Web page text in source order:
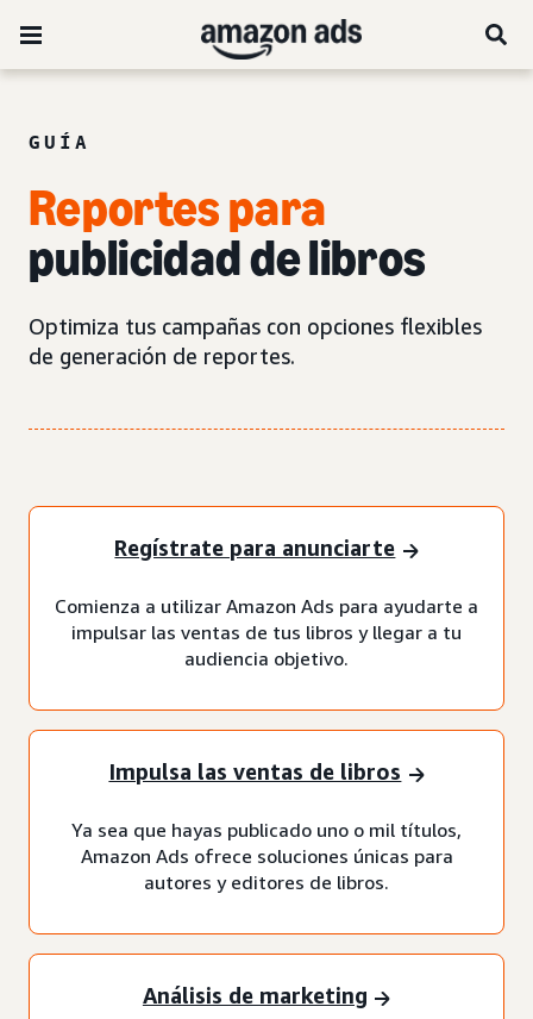
GUÍA
Reportes para
publicidad de libros
Optimiza tus campañas con opciones flexibles
de generación de reportes.
Regístrate para anunciarte
Comienza a utilizar Amazon Ads para ayudarte a
impulsar las ventas de tus libros y llegar a tu
audiencia objetivo.
Impulsa las ventas de libros
Ya sea que hayas publicado uno o mil títulos,
Amazon Ads ofrece soluciones únicas para
autores y editores de libros.
Análisis de marketing